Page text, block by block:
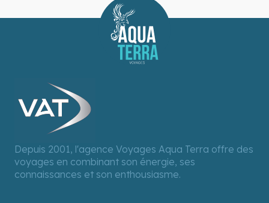
Depuis 2001, l'agence Voyages Aqua Terra offre des
voyages en combinant son énergie, ses
connaissances et son enthousiasme.